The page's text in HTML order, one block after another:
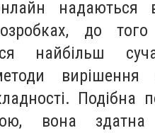
надаються
до
найбільш
вирішення
Подібна
вона